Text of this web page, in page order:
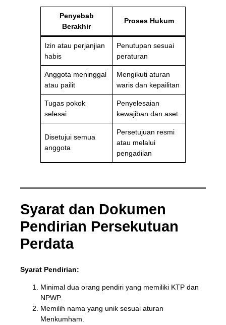
Penyebab
Berakhir
Proses Hukum
Izin atau perjanjian
habis
Penutupan sesuai
peraturan
Anggota meninggal
atau pailit
Mengikuti aturan
waris dan kepailitan
Tugas pokok
selesai
Penyelesaian
kewajiban dan aset
Disetujui semua
anggota
Persetujuan resmi
atau melalui
pengadilan
Syarat dan Dokumen
Pendirian Persekutuan
Perdata
Syarat Pendirian:
Minimal dua orang pendiri yang memiliki KTP dan
NPWP.
Memilih nama yang unik sesuai aturan
Menkumham.